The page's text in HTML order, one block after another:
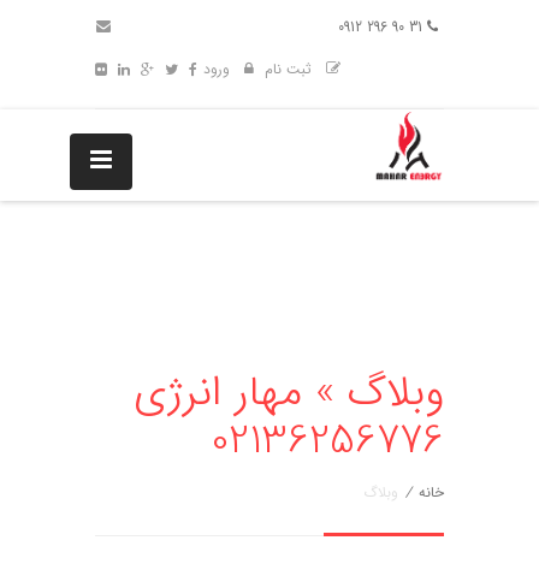
ثبت نام
ورود
وبلاگ » مهار انرژی
02136256776
خانه / وبلاگ